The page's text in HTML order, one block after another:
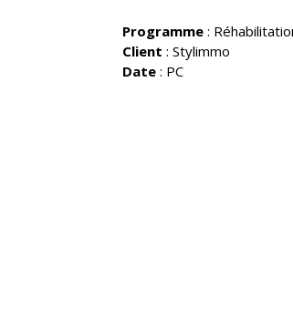
Programme :
Client : Stylimmo
Date : PC